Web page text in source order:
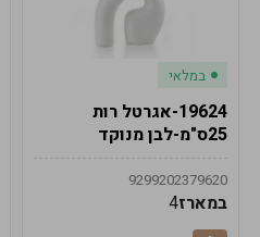
במלאי
19624-אגרטל רות
25ס"מ-לבן מנוקד
9299202379620
במארז4